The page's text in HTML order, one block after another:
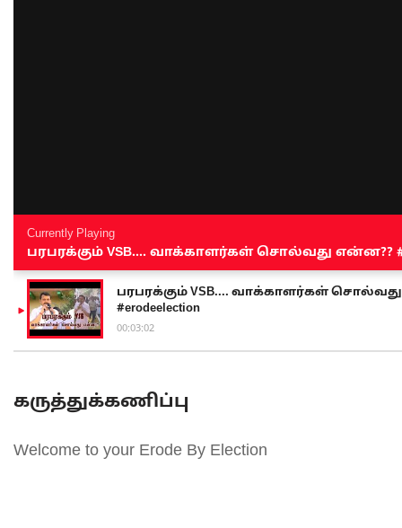
Currently Playing
பரபரக்கும் VSB.... வாக்காளர்கள் சொல்வது என்ன??
பரபரக்கும் VSB.... வாக்காளர்கள் சொல்வது
#erodeelection
00:03:02
கருத்துக்கணிப்பு
Welcome to your Erode By Election